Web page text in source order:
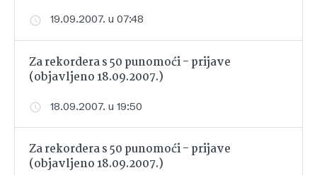
19.09.2007. u 07:48
Za rekordera s 50 punomoći - prijave
(objavljeno 18.09.2007.)
18.09.2007. u 19:50
Za rekordera s 50 punomoći - prijave
(objavljeno 18.09.2007.)